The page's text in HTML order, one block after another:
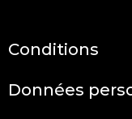
Conditions
Données